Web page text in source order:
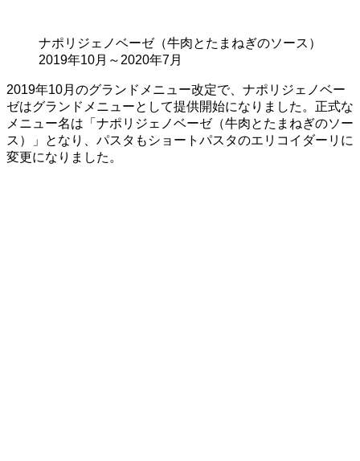
ナポリジェノベーゼ（牛肉とたまねぎのソース）
2019年10月～2020年7月
2019年10月のグランドメニュー改定で、ナポリジェノベー
ゼはグランドメニューとして提供開始になりました。正式な
メニュー名は「ナポリジェノベーゼ（牛肉とたまねぎのソー
ス）」となり、パスタもショートパスタのエリコイダーリに
変更になりました。